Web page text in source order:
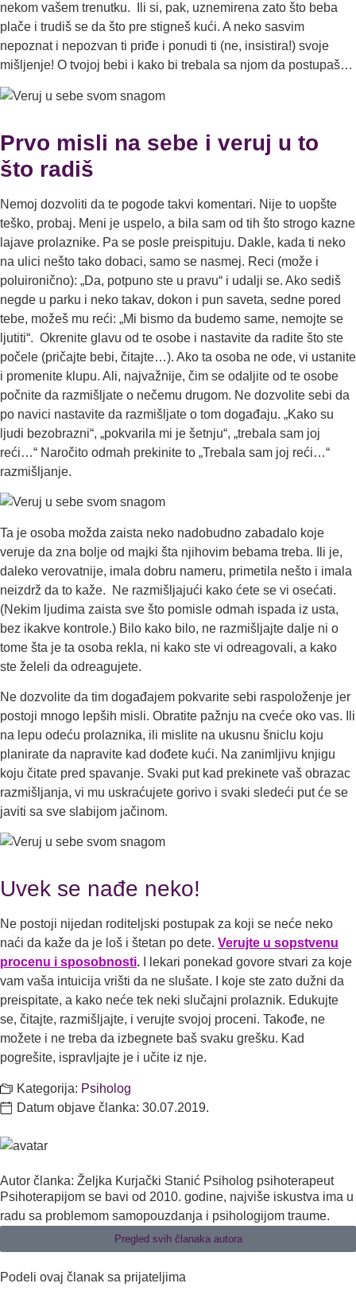
nekom vašem trenutku. Ili si, pak, uznemirena zato što beba
plače i trudiš se da što pre stigneš kući. A neko sasvim
nepoznat i nepozvan ti priđe i ponudi ti (ne, insistira!) svoje
mišljenje! O tvojoj bebi i kako bi trebala sa njom da postupaš…
Prvo misli na sebe i veruj u to
što radiš
Nemoj dozvoliti da te pogode takvi komentari. Nije to uopšte
teško, probaj. Meni je uspelo, a bila sam od tih što strogo kazne
lajave prolaznike. Pa se posle preispituju. Dakle, kada ti neko
na ulici nešto tako dobaci, samo se nasmej. Reci (može i
poluironično): „Da, potpuno ste u pravu“ i udalji se. Ako sediš
negde u parku i neko takav, dokon i pun saveta, sedne pored
tebe, možeš mu reći: „Mi bismo da budemo same, nemojte se
ljutiti“. Okrenite glavu od te osobe i nastavite da radite što ste
počele (pričajte bebi, čitajte…). Ako ta osoba ne ode, vi ustanite
i promenite klupu. Ali, najvažnije, čim se odaljite od te osobe
počnite da razmišljate o nečemu drugom. Ne dozvolite sebi da
po navici nastavite da razmišljate o tom događaju. „Kako su
ljudi bezobrazni“, „pokvarila mi je šetnju“, „trebala sam joj
reći…“ Naročito odmah prekinite to „Trebala sam joj reći…“
razmišljanje.
Ta je osoba možda zaista neko nadobudno zabadalo koje
veruje da zna bolje od majki šta njihovim bebama treba. Ili je,
daleko verovatnije, imala dobru nameru, primetila nešto i imala
neizdrž da to kaže. Ne razmišljajući kako ćete se vi osećati.
(Nekim ljudima zaista sve što pomisle odmah ispada iz usta,
bez ikakve kontrole.) Bilo kako bilo, ne razmišljajte dalje ni o
tome šta je ta osoba rekla, ni kako ste vi odreagovali, a kako
ste želeli da odreagujete.
Ne dozvolite da tim događajem pokvarite sebi raspoloženje jer
postoji mnogo lepših misli. Obratite pažnju na cveće oko vas. Ili
na lepu odeću prolaznika, ili mislite na ukusnu šniclu koju
planirate da napravite kad dođete kući. Na zanimljivu knjigu
koju čitate pred spavanje. Svaki put kad prekinete vaš obrazac
razmišljanja, vi mu uskraćujete gorivo i svaki sledeći put će se
javiti sa sve slabijom jačinom.
Uvek se nađe neko!
Ne postoji nijedan roditeljski postupak za koji se neće neko
naći da kaže da je loš i štetan po dete. Verujte u sopstvenu
procenu i sposobnosti.
I lekari ponekad govore stvari za koje
vam vaša intuicija vrišti da ne slušate. I koje ste zato dužni da
preispitate, a kako neće tek neki slučajni prolaznik. Edukujte
se, čitajte, razmišljajte, i verujte svojoj proceni. Takođe, ne
možete i ne treba da izbegnete baš svaku grešku. Kad
pogrešite, ispravljajte je i učite iz nje.
Kategorija: Psiholog
Datum objave članka: 30.07.2019.
Autor članka: Željka Kurjački Stanić Psiholog psihoterapeut
Psihoterapijom se bavi od 2010. godine, najviše iskustva ima u
radu sa problemom samopouzdanja i psihologijom traume.
Pregled svih članaka autora
Podeli ovaj članak sa prijateljima